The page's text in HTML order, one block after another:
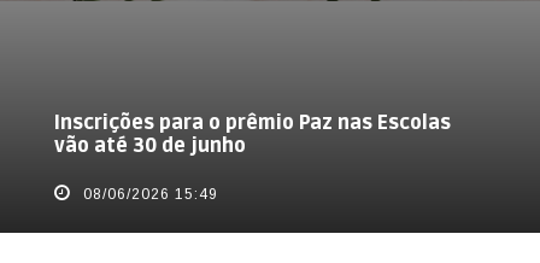
Inscrições para o prêmio Paz nas Escolas
vão até 30 de junho
08/06/2026 15:49